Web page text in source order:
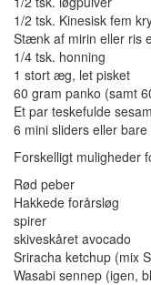
1/2 tsk. Kinesisk fem
Stænk af mirin eller ris
1/4 tsk. honning
1 stort æg, let pisket
60 gram panko (samt
Et par teskefulde
6 mini sliders eller
Forskelligt muligheder
Rød peber
Hakkede forårsløg
spirer
skiveskåret avocado
Sriracha ketchup (mix
Wasabi sennep (igen,